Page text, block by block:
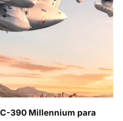
390 Millennium para